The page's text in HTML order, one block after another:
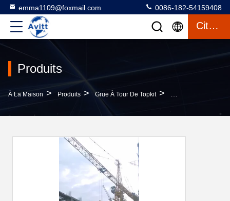
emma1109@foxmail.com 0086-182-54159408
Citation
Produits
À La Maison > Produits > Grue À Tour De Topkit > QTZ7050 Prix De